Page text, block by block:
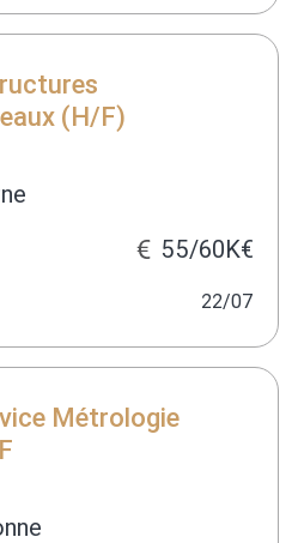
(H/F)
55/60K€
22/07
Métrologie